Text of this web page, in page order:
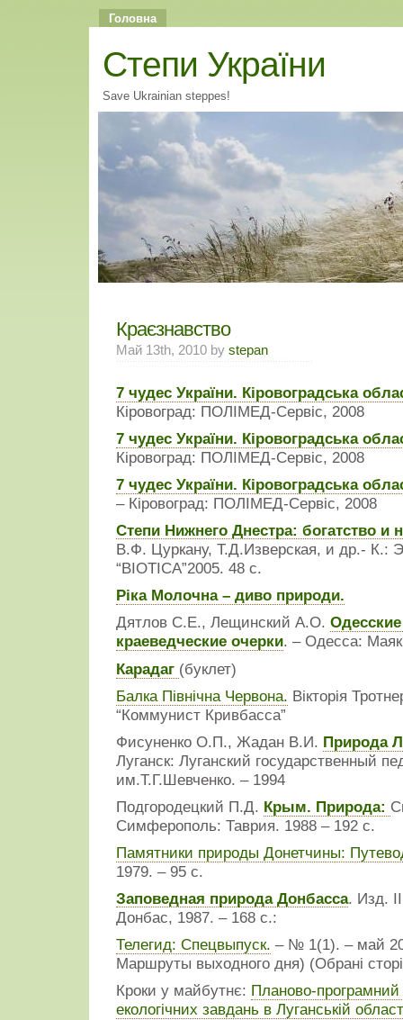
Головна
Cтепи України
Save Ukrainian steppes!
Краєзнавство
Май 13th, 2010 by stepan
7 чудес України. Кіровоградська
Кіровоград: ПОЛІМЕД-Сервіс, 2008
7 чудес України. Кіровоградська
Кіровоград: ПОЛІМЕД-Сервіс, 2008
7 чудес України. Кіровоградська
– Кіровоград: ПОЛІМЕД-Сервіс, 2008
Степи Нижнего Днестра: богатство и
В.Ф. Цуркану, Т.Д.Изверская, и др.- К.:
“BIOTICA”2005. 48 с.
Ріка Молочна – диво природи.
Дятлов С.Е., Лещинский А.О.
краеведческие очерки. – Одесса:
Карадаг (буклет)
Балка Північна Червона. Вікторія
“Коммунист Кривбасса”
Фисуненко О.П., Жадан В.И. Природа
Луганск: Луганский государственный
им.Т.Г.Шевченко. – 1994
Подгородецкий П.Д. Крым. Природа:
Симферополь: Таврия. 1988 – 192 с.
Памятники природы Донетчины:
1979. – 95 с.
Заповедная природа Донбасса. Изд.
Донбас, 1987. – 168 с.:
Телегид: Спецвыпуск. – № 1(1). – май
Маршруты выходного дня) (Обрані
Кроки у майбутнє: Планово-програмний
екологічних завдань в Луганській